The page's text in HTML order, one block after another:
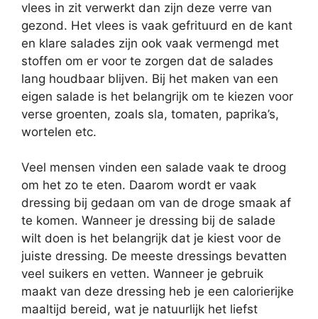
vlees in zit verwerkt dan zijn deze verre van
gezond. Het vlees is vaak gefrituurd en de kant
en klare salades zijn ook vaak vermengd met
stoffen om er voor te zorgen dat de salades
lang houdbaar blijven. Bij het maken van een
eigen salade is het belangrijk om te kiezen voor
verse groenten, zoals sla, tomaten, paprika’s,
wortelen etc.
Veel mensen vinden een salade vaak te droog
om het zo te eten. Daarom wordt er vaak
dressing bij gedaan om van de droge smaak af
te komen. Wanneer je dressing bij de salade
wilt doen is het belangrijk dat je kiest voor de
juiste dressing. De meeste dressings bevatten
veel suikers en vetten. Wanneer je gebruik
maakt van deze dressing heb je een calorierijke
maaltijd bereid, wat je natuurlijk het liefst